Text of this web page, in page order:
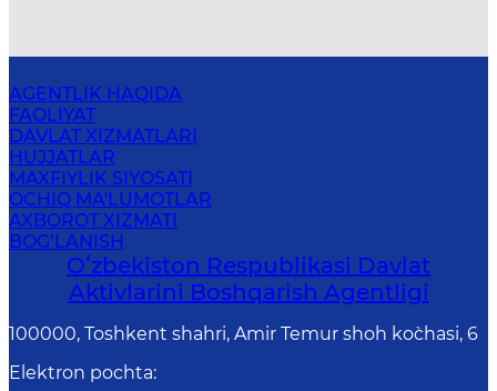
AGENTLIK HAQIDA
FAOLIYAT
DAVLAT XIZMATLARI
HUJJATLAR
MAXFIYLIK SIYOSATI
OCHIQ MA'LUMOTLAR
AXBOROT XIZMATI
BOG‘LANISH
Oʻzbekiston Respublikasi Davlat
Aktivlarini Boshqarish Agentligi
100000, Toshkent shahri, Amir Temur shoh ko`chasi, 6
Elektron pochta: